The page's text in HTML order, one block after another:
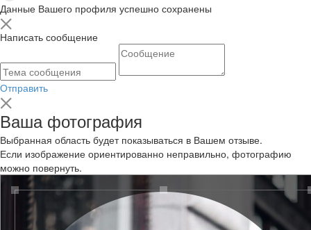
Данные Вашего профиля успешно сохранены
Написать сообщение
Отправить
Ваша фотография
Выбранная область будет показываться в Вашем отзыве.
Если изображение ориентированно неправильно, фотографию
можно повернуть.